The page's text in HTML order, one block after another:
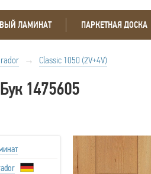
ЛАМИНАТ ПАРКЕТНАЯ ДОСКА
→ Classic 1050 (2V+4V)
1475605